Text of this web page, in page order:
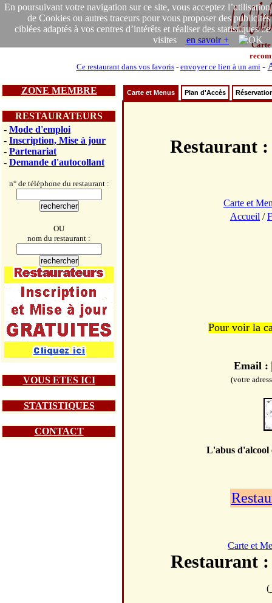
En poursuivant votre navigation sur ce site, vous acceptez l’utilisation
de Cookies ou autres traceurs pour vous proposer des publicités
ciblées adaptés à vos centres d’intérêts et réaliser des statistiques de
visites en savoir +
Carte
Ce restaurant dans vos favoris- envoyer ce lien à un ami -
ZONE MEMBRE
RESTAURATEURS
- Mode d'emploi
- Inscription, Mise à jour
- Partenariat
- Demande d'autocollant
n° de téléphone du restaurant :
OU
nom du restaurant :
VOUS ETES ICI
STATISTIQUES
CONTACT
Carte et Menus Plan d'Accès
Restaurant
Carte et
Accueil /
Pour voir la
Email :
(votre
L'abus d'alcool
Carte et
Restaurant
(